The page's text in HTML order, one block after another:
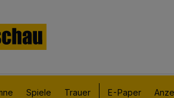
Spiele Trauer E-Paper